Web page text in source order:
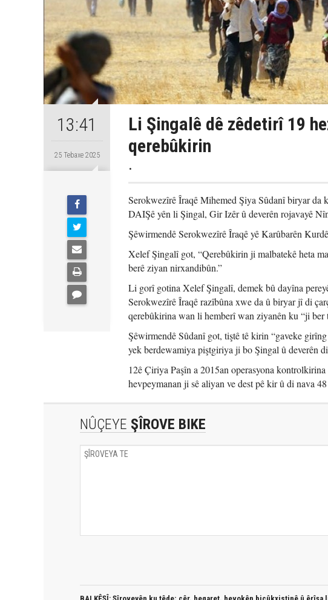
13:41
25 Tebaxe 2025
Li Şingalê dê zêdetirî 19
qerebûkirin
.
Serokwezîrê Îraqê Mihemed Şiya Sûdanî biryar da
DAIŞê yên li Şingal, Gir Izêr û deverên rojavayê
Şêwirmendê Serokwezîrê Îraqê yê Karûbarên
Xelef Şingalî got, “Qerebûkirin ji malbatekê heta
berê ziyan nirxandibûn.”
Li gorî gotina Xelef Şingalî, demek bû dayîna
Serokwezîrê Îraqê razîbûna xwe da û biryar jî di
qerebûkirina wan li hemberî wan ziyanên ku “ji
Şêwirmendê Sûdanî got, tiştê tê kirin “gaveke
yek berdewamiya piştgiriya ji bo Şingal û deverên
12ê Çiriya Paşîn a 2015an operasyona
hevpeymanan ji sê aliyan ve dest pê kir û di nava
NÛÇEYE ŞÎROVE BIKE